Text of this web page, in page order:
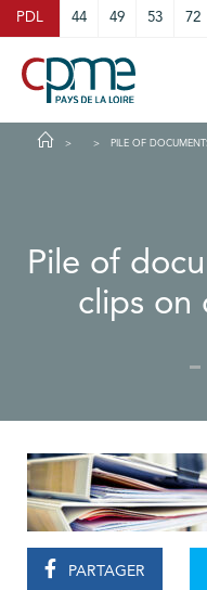
PDL 44 49 53 72
PILE OF
Pile of
clips on
PARTAGER
Cookies management